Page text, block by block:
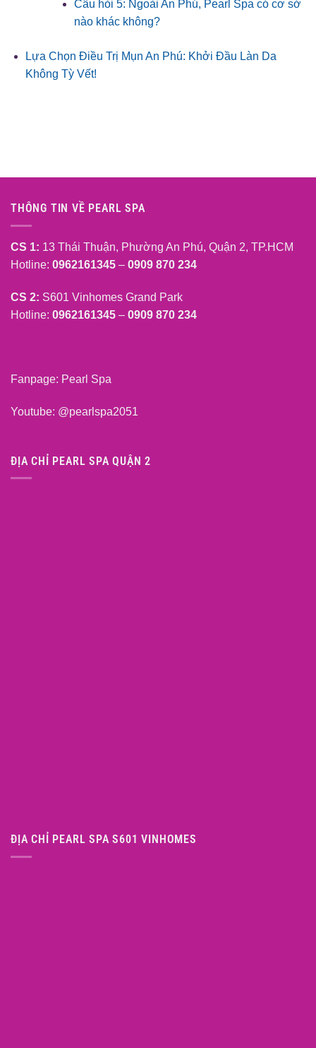
Câu hỏi 5: Ngoài An Phú, Pearl Spa có cơ sở
nào khác không?
Lựa Chọn Điều Trị Mụn An Phú: Khởi Đầu Làn Da
Không Tỳ Vết!
THÔNG TIN VỀ PEARL SPA
CS 1: 13 Thái Thuận, Phường An Phú, Quận 2, TP.HCM
Hotline: 0962161345 – 0909 870 234
CS 2: S601 Vinhomes Grand Park
Hotline: 0962161345 – 0909 870 234
Fanpage: Pearl Spa
Youtube: @pearlspa2051
ĐỊA CHỈ PEARL SPA QUẬN 2
ĐỊA CHỈ PEARL SPA S601 VINHOMES